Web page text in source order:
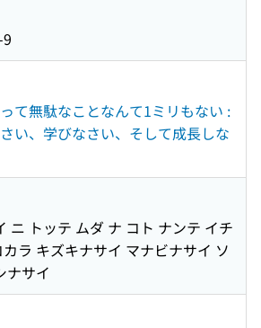
て無駄なことなんて1ミリもない :
い、学びなさい、そして成長しな
ニ トッテ ムダ ナ コト ナンテ イチ
ラ キズキナサイ マナビナサイ ソ
ナサイ